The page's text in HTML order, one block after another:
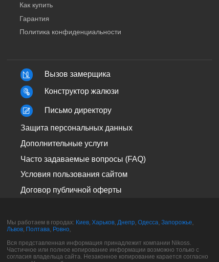
Как купить
Гарантия
Политика конфиденциальности
Вызов замерщика
Конструктор жалюзи
Письмо директору
Защита персональных данных
Дополнительные услуги
Часто задаваемые вопросы (FAQ)
Условия пользования сайтом
Договор публичной оферты
Мы работаем в городах: Киев ,Харьков Днепр ,Одесса ,Запорожье
Львов Полтава Ровно
Вся представленная информация принадлежит компании Nikoss.
Частичное или полное копирование информации возможно только с
согласия владельца сайта. Незаконное копирование карается согласно